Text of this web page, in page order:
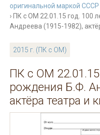
оригинальной маркой
› ПК с ОМ 22.01.15 год. 100
Андреева (1915-1982),
2015 г. (ПК с ОМ)
ПК с ОМ 22.01.15
рождения Б.Ф.
актёра театра и